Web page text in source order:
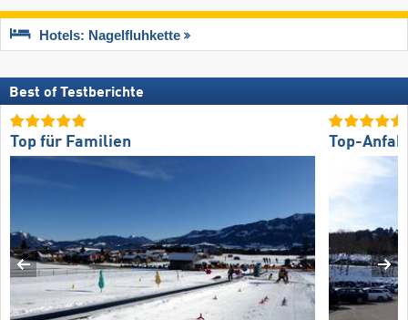
Hotels: Nagelfluhkette
Best of Testberichte
Top für Familien Top-